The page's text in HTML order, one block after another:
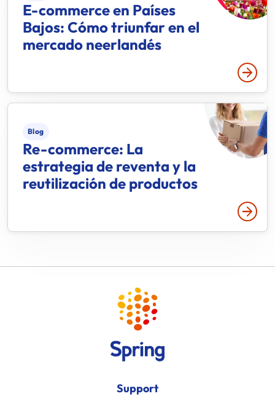
E-commerce en Países
Bajos: Cómo triunfar en el
mercado neerlandés
Leer
Blog
Re-commerce: La
estrategia de reventa y la
reutilización de productos
Leer
Support